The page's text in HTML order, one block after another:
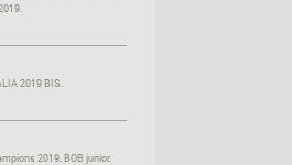
2019 BIS.
2019. BOB junior.